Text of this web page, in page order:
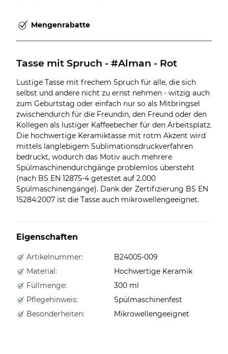
Mengenrabatte
Tasse mit Spruch - #Alman - Rot
Lustige Tasse mit frechem Spruch für alle, die sich
selbst und andere nicht zu ernst nehmen - witzig auch
zum Geburtstag oder einfach nur so als Mitbringsel
zwischendurch für die Freundin, den Freund oder den
Kollegen als lustiger Kaffeebecher für den Arbeitsplatz.
Die hochwertige Keramiktasse mit rotm Akzent wird
mittels langlebigem Sublimationsdruckverfahren
bedruckt, wodurch das Motiv auch mehrere
Spülmaschinendurchgänge problemlos übersteht
(nach BS EN 12875-4 getestet auf 2.000
Spülmaschinengänge). Dank der Zertifizierung BS EN
15284:2007 ist die Tasse auch mikrowellengeeignet.
Eigenschaften
Artikelnummer:
B24005-009
Material:
Hochwertige Keramik
Füllmenge:
300 ml
Pflegehinweis:
Spülmaschinenfest
Besonderheiten:
Mikrowellengeeignet